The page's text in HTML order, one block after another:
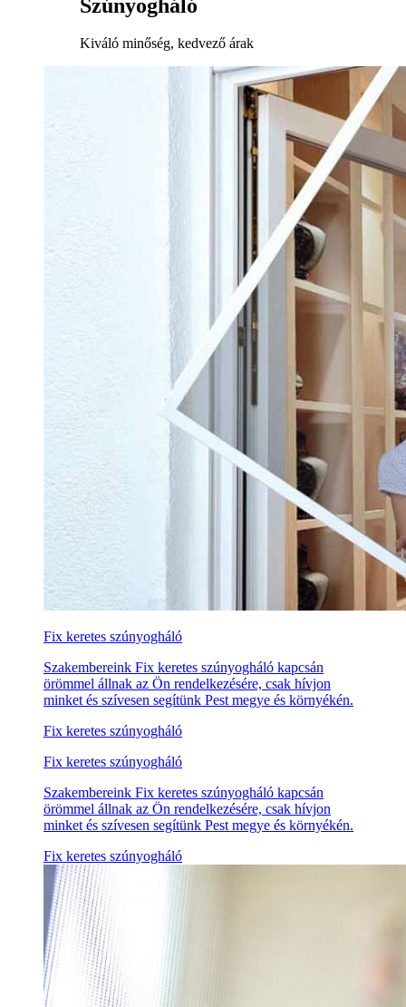
Szúnyogháló
Kiváló minőség, kedvező árak
Fix keretes szúnyogháló
Szakembereink Fix keretes szúnyogháló kapcsán
örömmel állnak az Ön rendelkezésére, csak hívjon
minket és szívesen segítünk Pest megye és környékén.
Fix keretes szúnyogháló
Fix keretes szúnyogháló
Szakembereink Fix keretes szúnyogháló kapcsán
örömmel állnak az Ön rendelkezésére, csak hívjon
minket és szívesen segítünk Pest megye és környékén.
Fix keretes szúnyogháló